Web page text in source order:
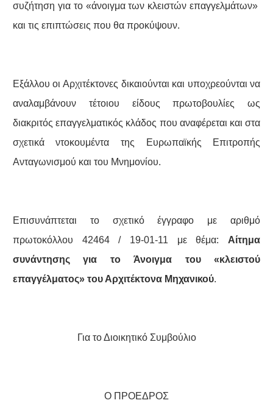
συζήτηση για το «άνοιγμα των κλειστών επαγγελμάτων»
και τις επιπτώσεις που θα προκύψουν.
Εξάλλου οι Αρχιτέκτονες δικαιούνται και υποχρεούνται να
αναλαμβάνουν τέτοιου είδους πρωτοβουλίες ως
διακριτός επαγγελματικός κλάδος που αναφέρεται και στα
σχετικά ντοκουμέντα της Ευρωπαϊκής Επιτροπής
Ανταγωνισμού και του Μνημονίου.
Επισυνάπτεται το σχετικό έγγραφο με αριθμό
πρωτοκόλλου 42464 / 19-01-11 με θέμα: Αίτημα
συνάντησης για το Άνοιγμα του «κλειστού
επαγγέλματος» του Αρχιτέκτονα Μηχανικού.
Για το Διοικητικό Συμβούλιο
Ο ΠΡΟΕΔΡΟΣ